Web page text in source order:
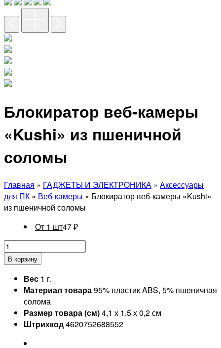
Блокиратор веб-камеры
«Kushi» из пшеничной
соломы
Главная » ГАДЖЕТЫ И ЭЛЕКТРОНИКА » Аксессуары
для ПК » Веб-камеры » Блокиратор веб-камеры «Kushi»
из пшеничной соломы
От 1 шт47₽
В корзину
Вес 1 г.
Материал товара95% пластик ABS, 5% пшеничная
солома
Размер товара (см)4,1 х 1,5 х 0,2 см
Штрихкод4620752688552